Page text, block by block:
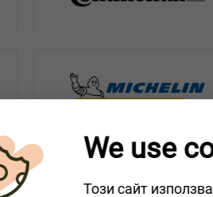
We use
Този сайт